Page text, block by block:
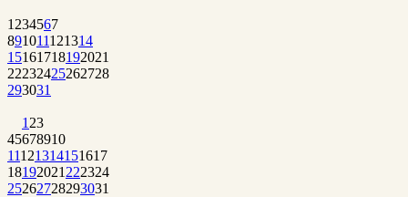
1 234567
891011121314
15161718192021
22232425262728
293031
1 23
45678910
11121314151617
18192021 222324
25262728293031